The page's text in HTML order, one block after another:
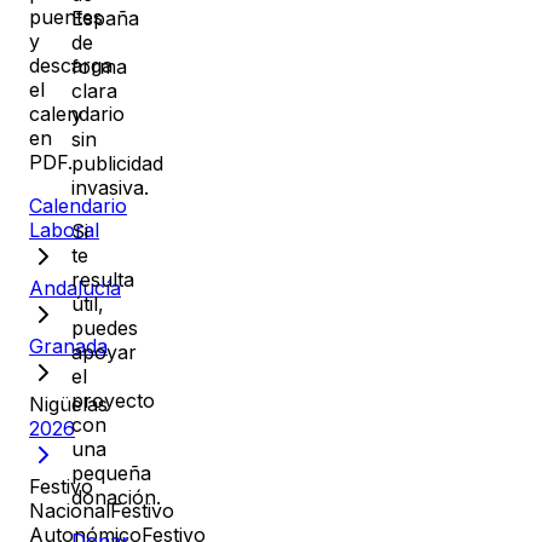
puentes
y
descarga
el
calendario
en
PDF.
Calendario
Laboral
Andalucía
Granada
Nigüelas
2026
Festivo
NacionalFestivo
AutonómicoFestivo
España
de
forma
clara
y
sin
publicidad
invasiva.
Si
te
resulta
útil,
puedes
apoyar
el
proyecto
con
una
pequeña
donación.